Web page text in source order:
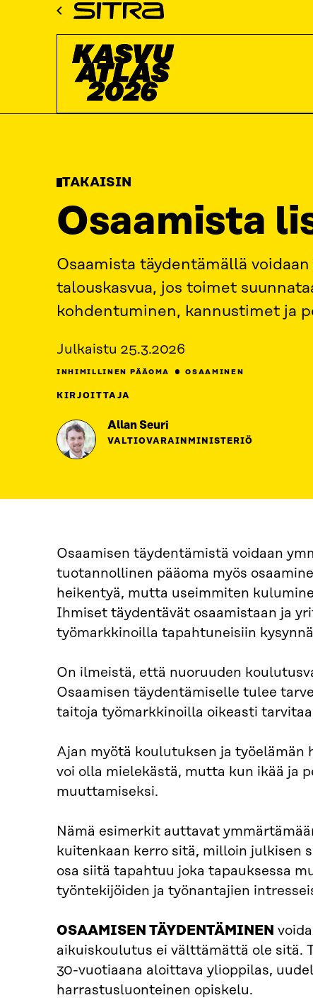
Sitra
Kasvuatlas
ETUSIVU KASVUATLAS
TAKAISIN
Osaamista
Osaamista täydentämällä
talouskasvua, jos toimet
kohdentuminen, kannustimet ja
Julkaistu 25.3.2026
INHIMILLINEN PÄÄOMA OSAAMINEN
KIRJOITTAJA
Allan Seuri
VALTIOVARAINMINISTERIÖ
Osaamisen täydentämistä voidaan
tuotannollinen pääoma myös
heikentyä, mutta useimmiten
Ihmiset täydentävät osaamistaan ja
työmarkkinoilla tapahtuneisiin
On ilmeistä, että nuoruuden
Osaamisen täydentämiselle tulee
taitoja työmarkkinoilla oikeasti
Ajan myötä koulutuksen ja työelämän
voi olla mielekästä, mutta kun ikää ja
muuttamiseksi.
Nämä esimerkit auttavat
kuitenkaan kerro sitä, milloin julkisen
osa siitä tapahtuu joka tapauksessa
työntekijöiden ja työnantajien
OSAAMISEN TÄYDENTÄMINEN
aikuiskoulutus ei välttämättä ole sitä.
30-vuotiaana aloittava ylioppilas,
harrastusluonteinen opiskelu.